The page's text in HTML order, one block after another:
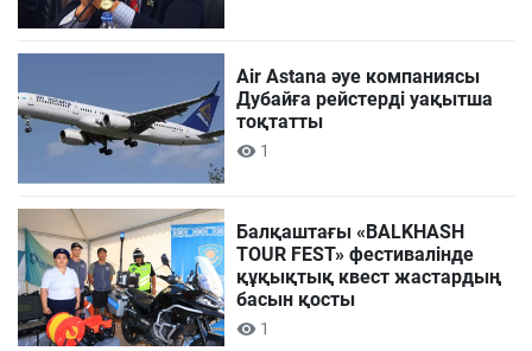
Air Astana әуе компаниясы
Дубайға рейстерді уақытша
тоқтатты
1
Балқаштағы «BALKHASH
TOUR FEST» фестивалінде
құқықтық квест жастардың
басын қосты
1